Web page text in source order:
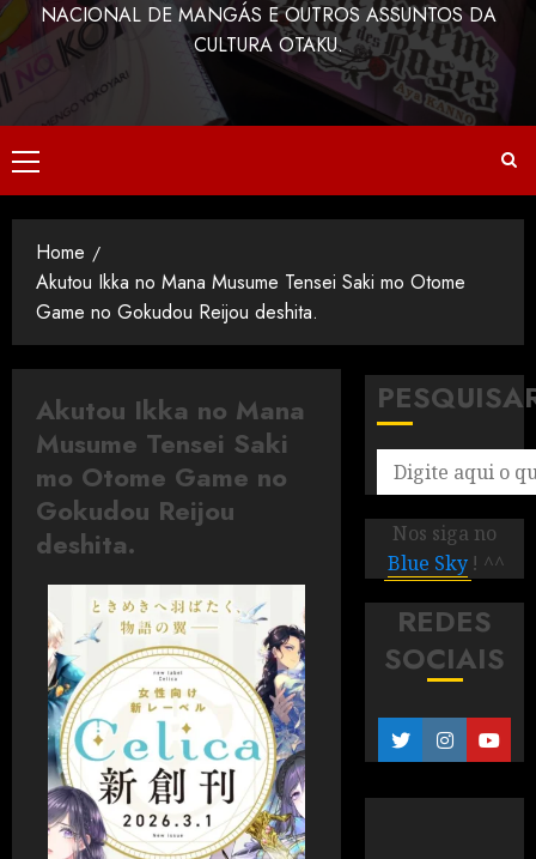
NACIONAL DE MANGÁS E OUTROS ASSUNTOS DA
CULTURA OTAKU.
Home
Akutou Ikka no Mana Musume Tensei Saki mo Otome
Game no Gokudou Reijou deshita.
Akutou Ikka no Mana
Musume Tensei Saki
mo Otome Game no
Gokudou Reijou
deshita.
Nos siga no
Blue Sky ! ^^
REDES
SOCIAIS